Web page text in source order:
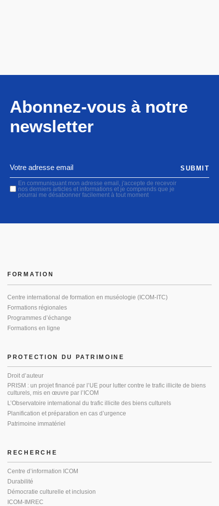
Abonnez-vous à notre
newsletter
En communiquant mon adresse email, j'accepte de recevoir
nos derniers articles et informations et je comprends que je
pourrai me désabonner facilement à tout moment
SUBMIT
PROTECTION DU PATRIMOINE
Droit d’auteur
PRISM : un projet financé par l’UE pour lutter contre le trafic illicite de biens
culturels, mis en œuvre par l’ICOM
L’Observatoire international du trafic illicite des biens culturels
Planification et préparation en cas d’urgence
Patrimoine immatériel
FORMATION
Centre international de formation en muséologie (ICOM-ITC)
Formations régionales
Programmes d’échange
Formations en ligne
RECHERCHE
Centre d’information ICOM
Durabilité
Démocratie culturelle et inclusion
ICOM-IMREC